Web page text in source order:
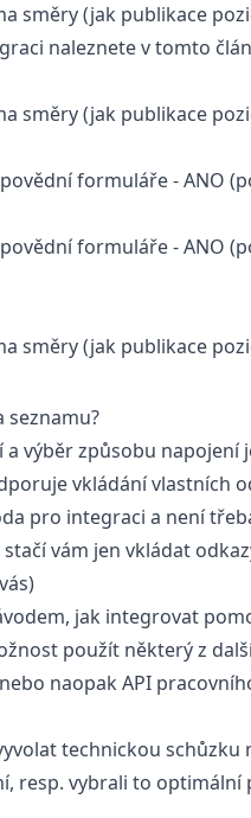
směry (jak publikace
naleznete v tomto
směry (jak publikace
formuláře - ANO
formuláře - ANO
směry (jak publikace
seznamu?
výběr způsobu napojení
vkládání vlastních
pro integraci a není
vám jen vkládat
jak integrovat
použít některý z
naopak API
technickou
resp. vybrali to optimální